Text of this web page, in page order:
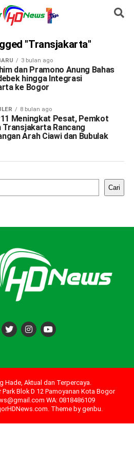
"Transjakarta"
3 bulan ago
dan Pramono Anung Bahas
hingga Integrasi
ke Bogor
8 bulan ago
Meningkat Pesat, Pemkot
Transjakarta Rancang
Arah Ciawi dan Bubulak
Cari
Hade, Aktual dan Terpercaya.
Blok D 12 Pamoyanan Kota Bogor
WA: 0818486109
Theme bygenbu